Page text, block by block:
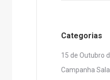
Categorias
15 de Outubro
Campanha